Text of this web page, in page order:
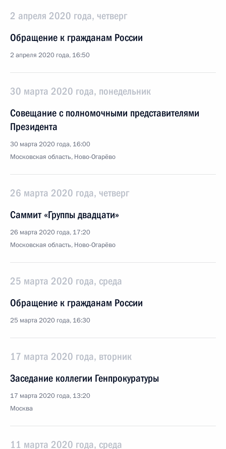
2 апреля 2020 года, четверг
Обращение к гражданам России
2 апреля 2020 года, 16:50
30 марта 2020 года, понедельник
Совещание с полномочными представителями
Президента
30 марта 2020 года, 16:00
Московская область, Ново-Огарёво
26 марта 2020 года, четверг
Саммит «Группы двадцати»
26 марта 2020 года, 17:20
Московская область, Ново-Огарёво
25 марта 2020 года, среда
Обращение к гражданам России
25 марта 2020 года, 16:30
17 марта 2020 года, вторник
Заседание коллегии Генпрокуратуры
17 марта 2020 года, 13:20
Москва
11 марта 2020 года, среда